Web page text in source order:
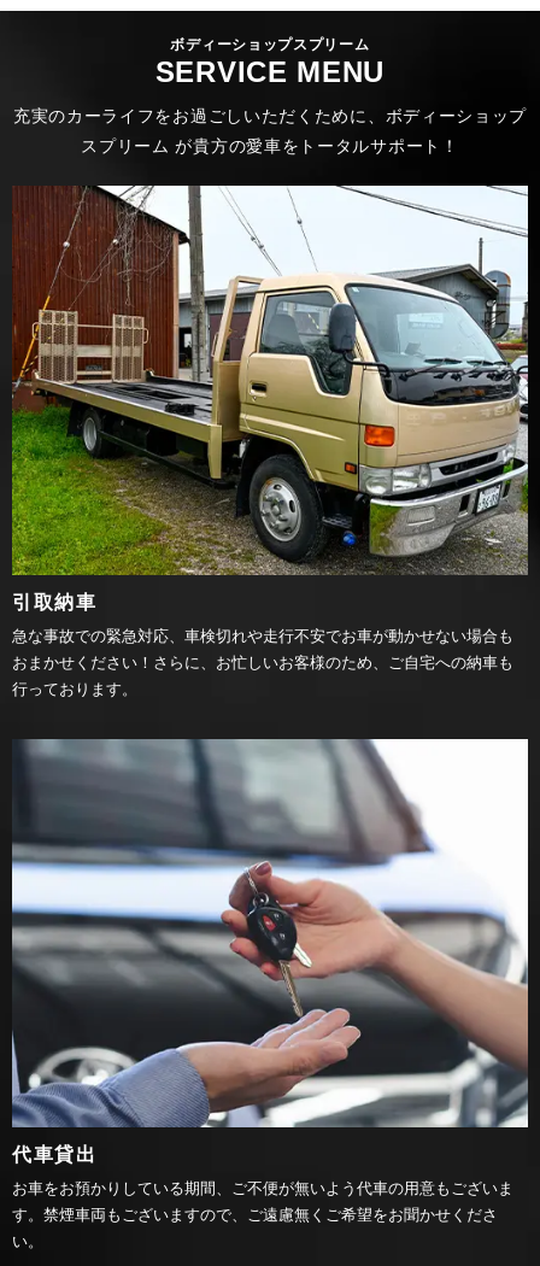
ボディーショップスプリーム
SERVICE MENU
充実のカーライフをお過ごしいただくために、ボディーショップ
スプリーム が貴方の愛車をトータルサポート！
引取納車
急な事故での緊急対応、車検切れや走行不安でお車が動かせない場合も
おまかせください！さらに、お忙しいお客様のため、ご自宅への納車も
行っております。
代車貸出
お車をお預かりしている期間、ご不便が無いよう代車の用意もございま
す。禁煙車両もございますので、ご遠慮無くご希望をお聞かせくださ
い。